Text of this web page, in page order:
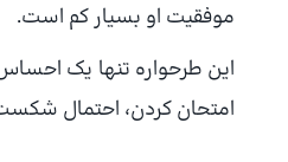
موفقیت او بسیار کم است.
این طرحواره تنها یک
امتحان کردن، احتمال